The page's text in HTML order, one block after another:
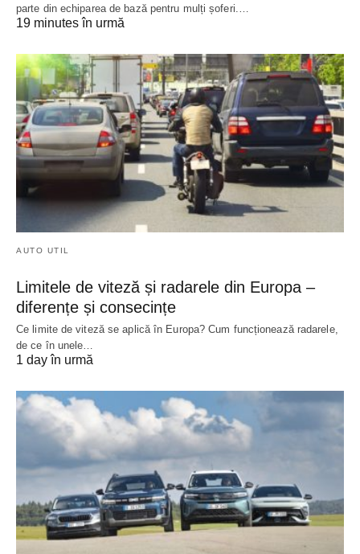
parte din echiparea de bază pentru mulți șoferi.…
19 minutes în urmă
AUTO UTIL
Limitele de viteză și radarele din Europa –
diferențe și consecințe
Ce limite de viteză se aplică în Europa? Cum funcționează radarele,
de ce în unele…
1 day în urmă